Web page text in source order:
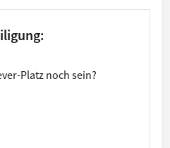
Platz noch sein?